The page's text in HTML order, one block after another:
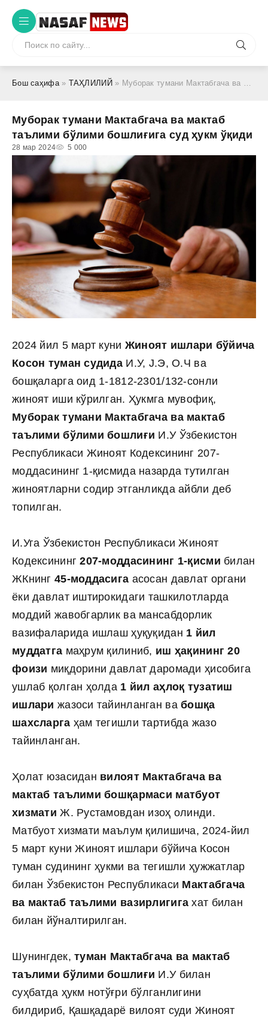
Бош саҳифа» ТАҲЛИЛИЙ » Муборак тумани Мактабгача ва мактаб таълими бўлими бошлиғига суд ҳукм ўқиди
Муборак тумани Мактабгача ва мактаб
таълими бўлими бошлиғига суд ҳукм ўқиди
28 мар 2024 5 000
2024 йил 5 март куни Жиноят ишлари бўйича
Косон туман судида И.У, J.Э, О.Ч ва
бошқаларга оид 1-1812-2301/132-сонли
жиноят иши кўрилган. Ҳукмга мувофиқ,
Муборак тумани Мактабгача ва мактаб
таълими бўлими бошлиғи И.У Ўзбекистон
Республикаси Жиноят Кодексининг 207-
моддасининг 1-қисмида назарда тутилган
жиноятларни содир этганликда айбли деб
топилган.
И.Уга Ўзбекистон Республикаси Жиноят
Кодексининг207-моддасининг 1-қисми билан
ЖКнинг 45-моддасига асосан давлат органи
ёки давлат иштирокидаги ташкилотларда
моддий жавобгарлик ва мансабдорлик
вазифаларида ишлаш ҳуқуқидан 1 йил
муддатга маҳрум қилиниб, иш ҳақининг 20
фоизи миқдорини давлат даромади ҳисобига
ушлаб қолган ҳолда 1 йил аҳлоқ тузатиш
ишлари жазоси тайинланган вабошқа
шахсларга ҳам тегишли тартибда жазо
тайинланган.
Ҳолат юзасидан вилоят Мактабгача ва
мактаб таълими бошқармаси матбуот
хизмати Ж. Рустамовдан изоҳ олинди.
Матбуот хизмати маълум қилишича, 2024-йил
5 март куни Жиноят ишлари бўйича Косон
туман судининг ҳукми ва тегишли ҳужжатлар
билан Ўзбекистон Республикаси Мактабгача
ва мактаб таълими вазирлигига хат билан
билан йўналтирилган.
Шунингдек,туман Мактабгача ва мактаб
таълими бўлими бошлиғи И.У билан
суҳбатда ҳукм нотўғри бўлганлигини
билдириб, Қашқадарё вилоят суди Жиноят